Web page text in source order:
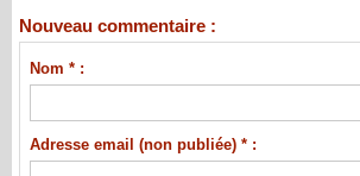
Nouveau commentaire :
Nom * :
Adresse email (non publiée) * :